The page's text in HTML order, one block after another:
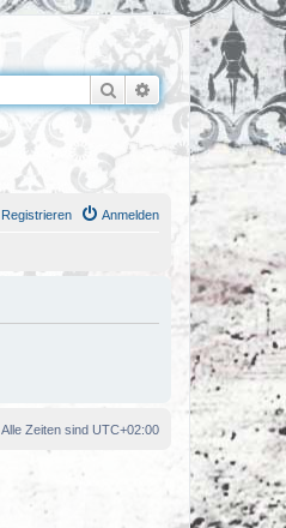
Suche Erweiterte Suche
Anmelden
Registrieren
Alle Zeiten sind UTC+02:00